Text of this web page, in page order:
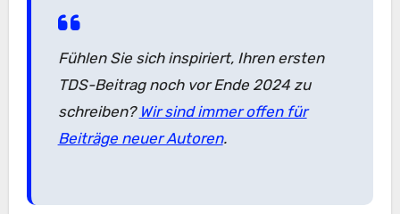
Fühlen Sie sich inspiriert, Ihren ersten
TDS-Beitrag noch vor Ende 2024 zu
schreiben? Wir sind immer offen für
Beiträge neuer Autoren.